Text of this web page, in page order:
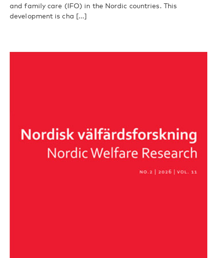
and family care (IFO) in the Nordic countries. This
development is cha [...]